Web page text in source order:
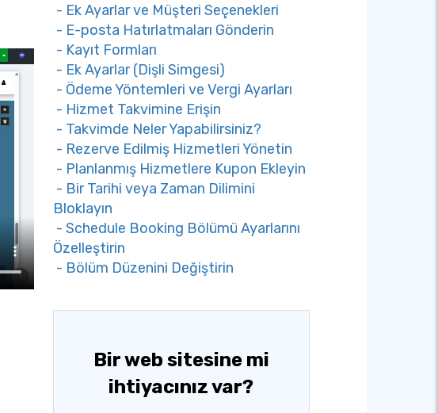
- Ek Ayarlar ve Müşteri Seçenekleri
- E-posta Hatırlatmaları Gönderin
- Kayıt Formları
- Ek Ayarlar (Dişli Simgesi)
- Ödeme Yöntemleri ve Vergi Ayarları
- Hizmet Takvimine Erişin
- Takvimde Neler Yapabilirsiniz?
- Rezerve Edilmiş Hizmetleri Yönetin
- Planlanmış Hizmetlere Kupon Ekleyin
- Bir Tarihi veya Zaman Dilimini
Bloklayın
- Schedule Booking Bölümü Ayarlarını
Özelleştirin
- Bölüm Düzenini Değiştirin
Bir web sitesine mi
ihtiyacınız var?